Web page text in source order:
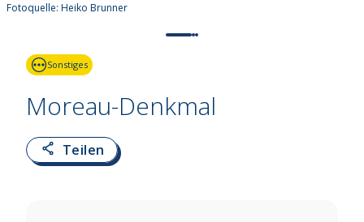
Fotoquelle: Heiko Brunner
Sonstiges
Moreau-Denkmal
Teilen